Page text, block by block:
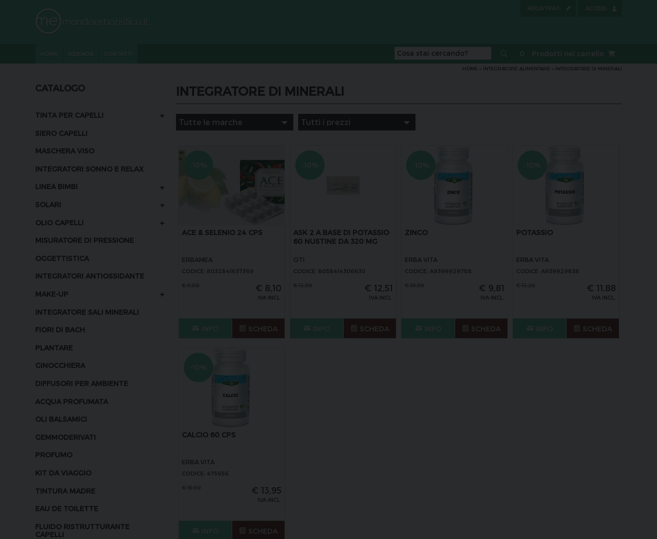
ACCEDI
REGISTRATI
0 Prodotti nel carrello
HOME » INTEGRATORE ALIMENTARE » INTEGRATORE DI MINERALI
CATALOGO
TINTA PER CAPELLI +
SIERO CAPELLI
MASCHERA VISO
INTEGRATORI SONNO E RELAX
LINEA BIMBI +
SOLARI +
OLIO CAPELLI +
MISURATORE DI PRESSIONE
OGGETTISTICA
INTEGRATORI ANTIOSSIDANTE
MAKE-UP +
INTEGRATORE SALI MINERALI
FIORI DI BACH
PLANTARE
GINOCCHIERA
DIFFUSORI PER AMBIENTE
ACQUA PROFUMATA
OLI BALSAMICI
GEMMODERIVATI
PROFUMO
KIT DA VIAGGIO
TINTURA MADRE
EAU DE TOILETTE
FLUIDO RISTRUTTURANTE
CAPELLI
INTEGRATORE DI MINERALI
ACE & SELENIO 24 CPS
ERBAMEA
CODICE: 8032841637369
€ 8,10
IVA INCL.
SCHEDA
ASK 2 A BASE DI POTASSIO
60 NUSTINE DA 320 MG
OTI
CODICE: 8058414306630
€ 12,51
IVA INCL.
SCHEDA
ZINCO
ERBA VITA
CODICE: A9399929788
€ 9,81
IVA INCL.
SCHEDA
POTASSIO
ERBA VITA
CODICE: A939929838
€ 11,88
IVA INCL.
SCHEDA
CALCIO 60 CPS
ERBA VITA
CODICE: 475656
€ 13,95
IVA INCL.
SCHEDA